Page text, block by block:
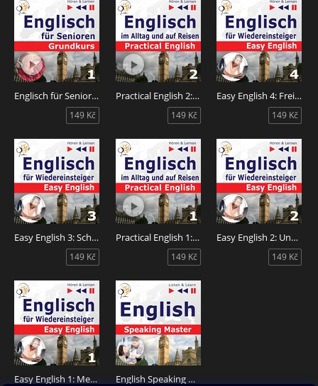
Englisch für Senioren 1: Mensch und Familie
149 Kč
Practical English 2: Ausbildung und Arbeit
149 Kč
Easy English 4: Freizeit
149 Kč
Easy English 3: Schule und Arbeit
149 Kč
Practical English 1: Alltagssituationen
149 Kč
Easy English 2: Unser Alltag
149 Kč
Easy English 1: Menschen English Speaking Master